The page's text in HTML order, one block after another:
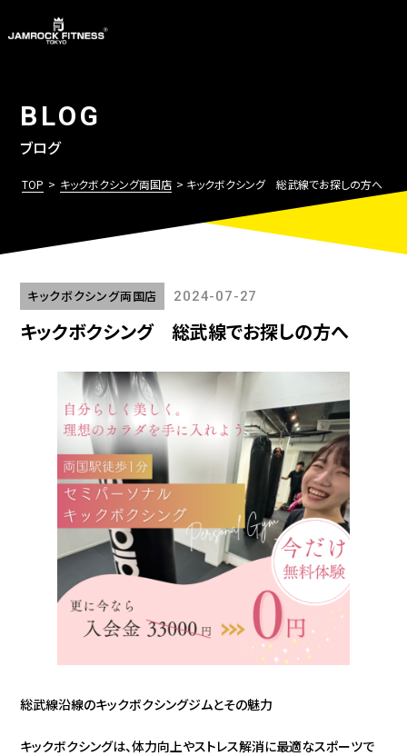
BLOG
ブログ
TOP > キックボクシング両国店 > キックボクシング 総武線でお探しの方へ
キックボクシング両国店 2024-07-27
キックボクシング 総武線でお探しの方へ
総武線沿線のキックボクシングジムとその魅力
キックボクシングは、体力向上やストレス解消に最適なスポーツで